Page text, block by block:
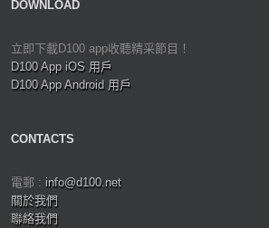
DOWNLOAD
立即下載D100 app收聽精采節目！
D100 App iOS 用戶
D100 App Android 用戶
CONTACTS
電郵 : info@d100.net
關於我們
聯絡我們